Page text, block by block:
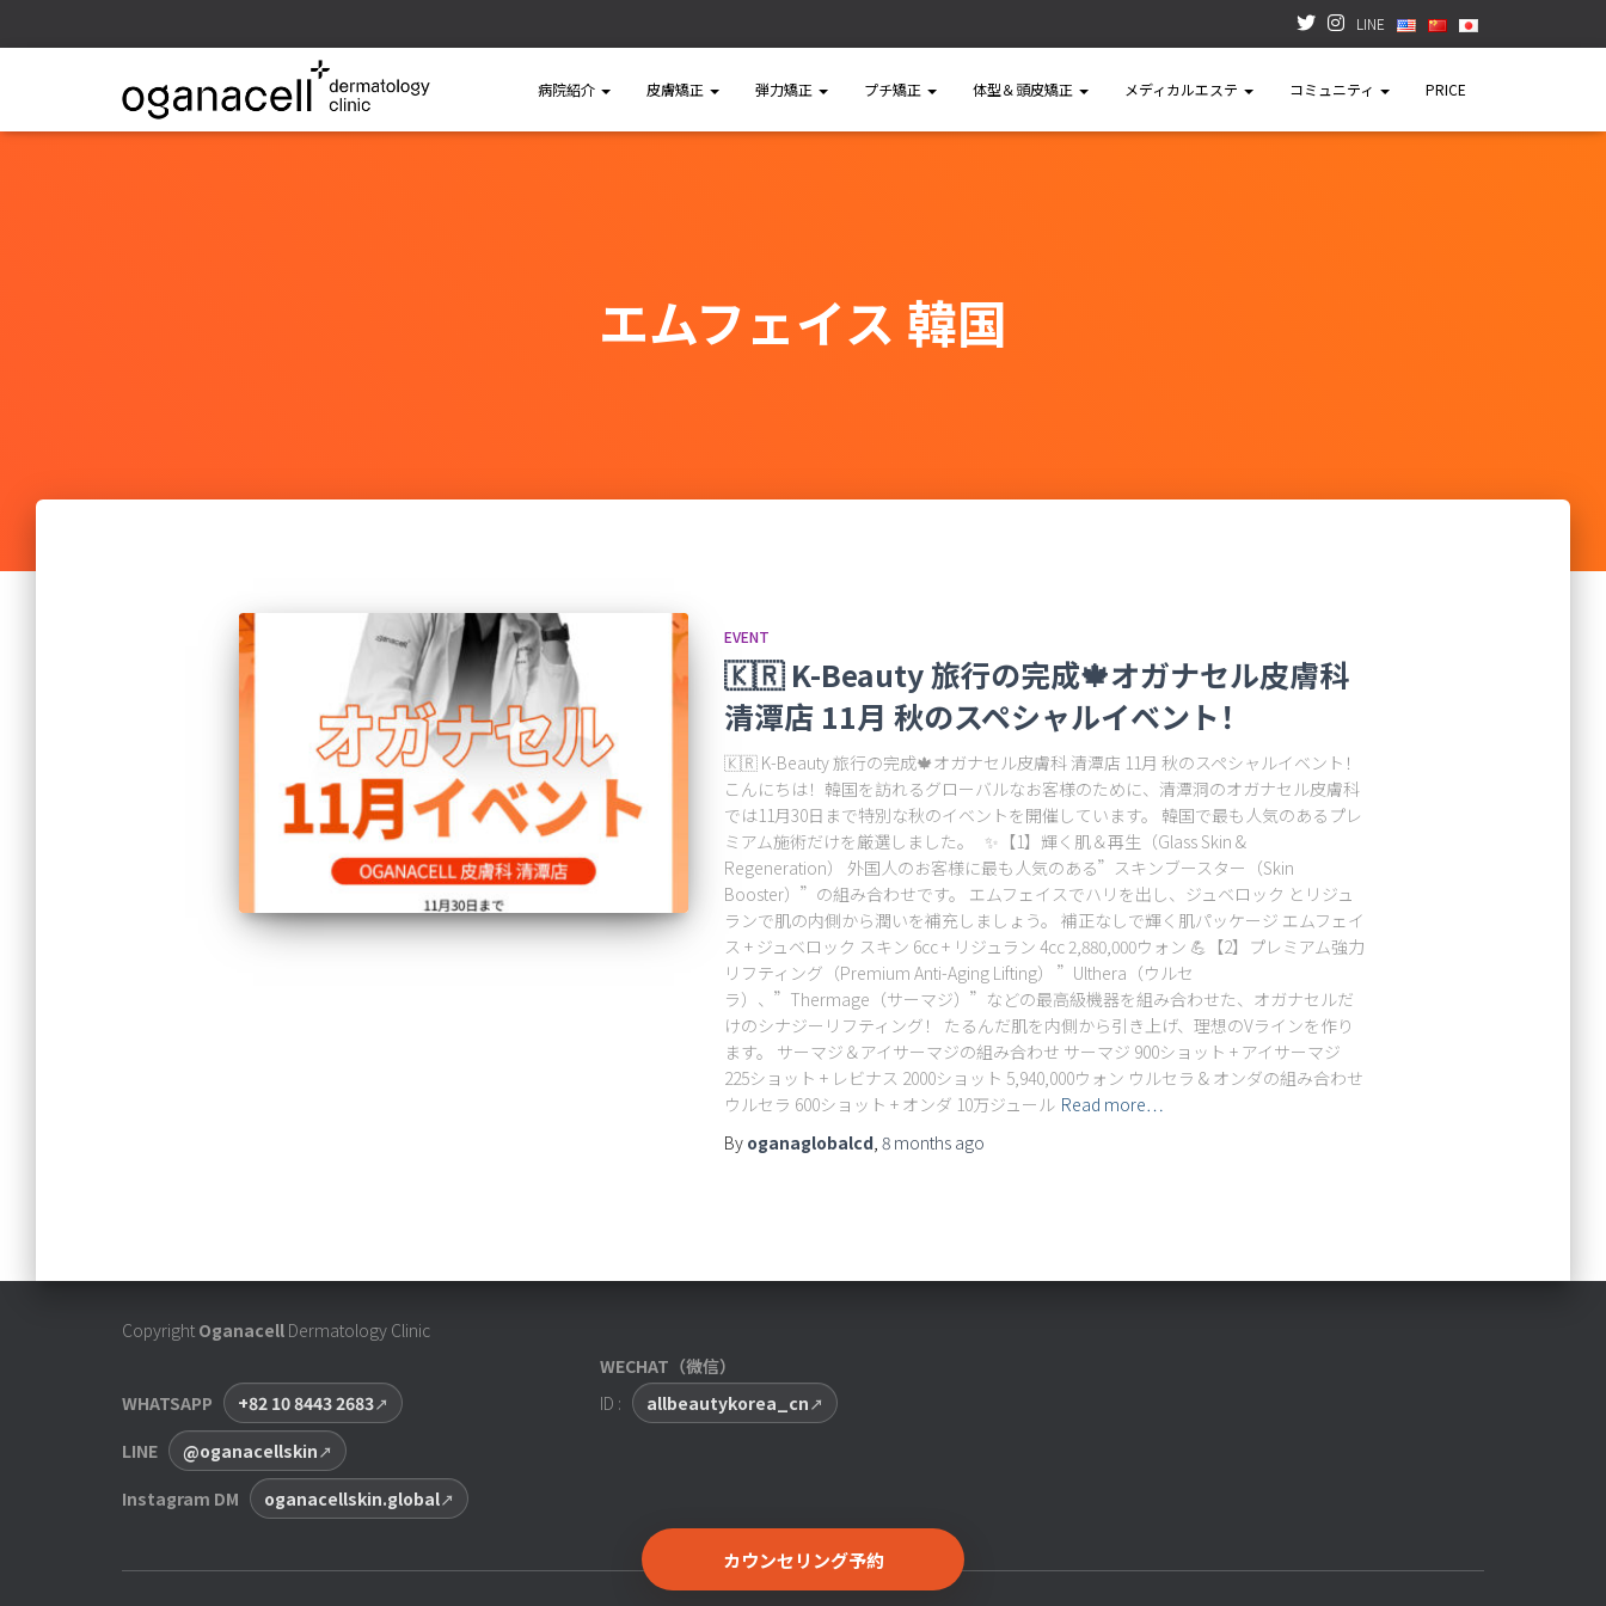
LINE
病院紹介 皮膚矯正 弾力矯正 プチ矯正 体型＆頭皮矯正 メディカルエステ コミュニティ PRICE
エムフェイス 韓国
EVENT
🇰🇷 K-Beauty 旅行の完成🍁オガナセル皮膚科
清潭店 11月 秋のスペシャルイベント！
🇰🇷 K-Beauty 旅行の完成🍁オガナセル皮膚科 清潭店 11月 秋のスペシャルイベント！
こんにちは！韓国を訪れるグローバルなお客様のために、清潭洞のオガナセル皮膚科
では11月30日まで特別な秋のイベントを開催しています。 韓国で最も人気のあるプレ
ミアム施術だけを厳選しました。 ✨【1】輝く肌＆再生（Glass Skin &
Regeneration） 外国人のお客様に最も人気のある”スキンブースター（Skin
Booster）”の組み合わせです。 エムフェイスでハリを出し、ジュベロック とリジュ
ランで肌の内側から潤いを補充しましょう。 補正なしで輝く肌パッケージ エムフェイ
ス + ジュベロック スキン 6cc + リジュラン 4cc 2,880,000ウォン 💪【2】プレミアム強力
リフティング（Premium Anti-Aging Lifting） ”Ulthera（ウルセ
ラ）、”Thermage（サーマジ）”などの最高級機器を組み合わせた、オガナセルだ
けのシナジーリフティング！ たるんだ肌を内側から引き上げ、理想のVラインを作り
ます。 サーマジ＆アイサーマジの組み合わせ サーマジ 900ショット + アイサーマジ
225ショット + レビナス 2000ショット 5,940,000ウォン ウルセラ & オンダの組み合わせ
ウルセラ 600ショット + オンダ 10万ジュール Read more…
By oganaglobalcd, 8 monthsago
Copyright Oganacell Dermatology Clinic
WHATSAPP
+82 10 8443 2683
LINE
@oganacellskin
Instagram DM
oganacellskin.global
WECHAT（微信）
ID :
allbeautykorea_cn
カウンセリング予約